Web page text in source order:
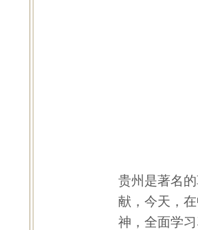
贵州是著名
献，今天，
神，全面学